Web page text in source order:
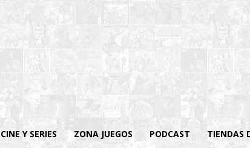
CINE Y SERIES ZONA JUEGOS PODCAST TIENDAS